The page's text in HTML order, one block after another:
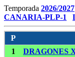
Temporada 2026/2027
CANARIA-PLP-1
P
1
DRAGONES